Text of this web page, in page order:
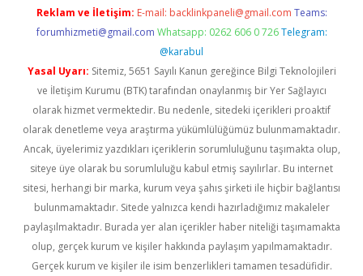
Reklam ve İletişim: E-mail: backlinkpaneli@gmail.com Teams:
forumhizmeti@gmail.com Whatsapp: 0262 606 0 726 Telegram:
@karabul
Yasal Uyarı: Sitemiz, 5651 Sayılı Kanun gereğince Bilgi Teknolojileri
ve İletişim Kurumu (BTK) tarafından onaylanmış bir Yer Sağlayıcı
olarak hizmet vermektedir. Bu nedenle, sitedeki içerikleri proaktif
olarak denetleme veya araştırma yükümlülüğümüz bulunmamaktadır.
Ancak, üyelerimiz yazdıkları içeriklerin sorumluluğunu taşımakta olup,
siteye üye olarak bu sorumluluğu kabul etmiş sayılırlar. Bu internet
sitesi, herhangi bir marka, kurum veya şahıs şirketi ile hiçbir bağlantısı
bulunmamaktadır. Sitede yalnızca kendi hazırladığımız makaleler
paylaşılmaktadır. Burada yer alan içerikler haber niteliği taşımamakta
olup, gerçek kurum ve kişiler hakkında paylaşım yapılmamaktadır.
Gerçek kurum ve kişiler ile isim benzerlikleri tamamen tesadüfidir.